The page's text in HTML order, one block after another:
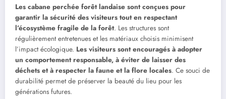
Les cabane perchée forêt landaise sont conçues pour
garantir la sécurité des visiteurs tout en respectant
l’écosystème fragile de la forêt. Les structures sont
régulièrement entretenues et les matériaux choisis minimisent
l’impact écologique. Les visiteurs sont encouragés à adopter
un comportement responsable, à éviter de laisser des
déchets et à respecter la faune et la flore locales. Ce souci de
durabilité permet de préserver la beauté du lieu pour les
générations futures.